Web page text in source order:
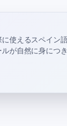
使えるスペイン
が自然に身につき